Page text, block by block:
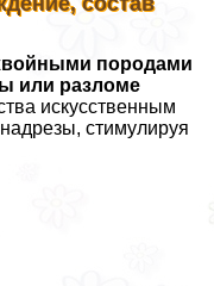
породами
или разломе
искусственным
стимулируя